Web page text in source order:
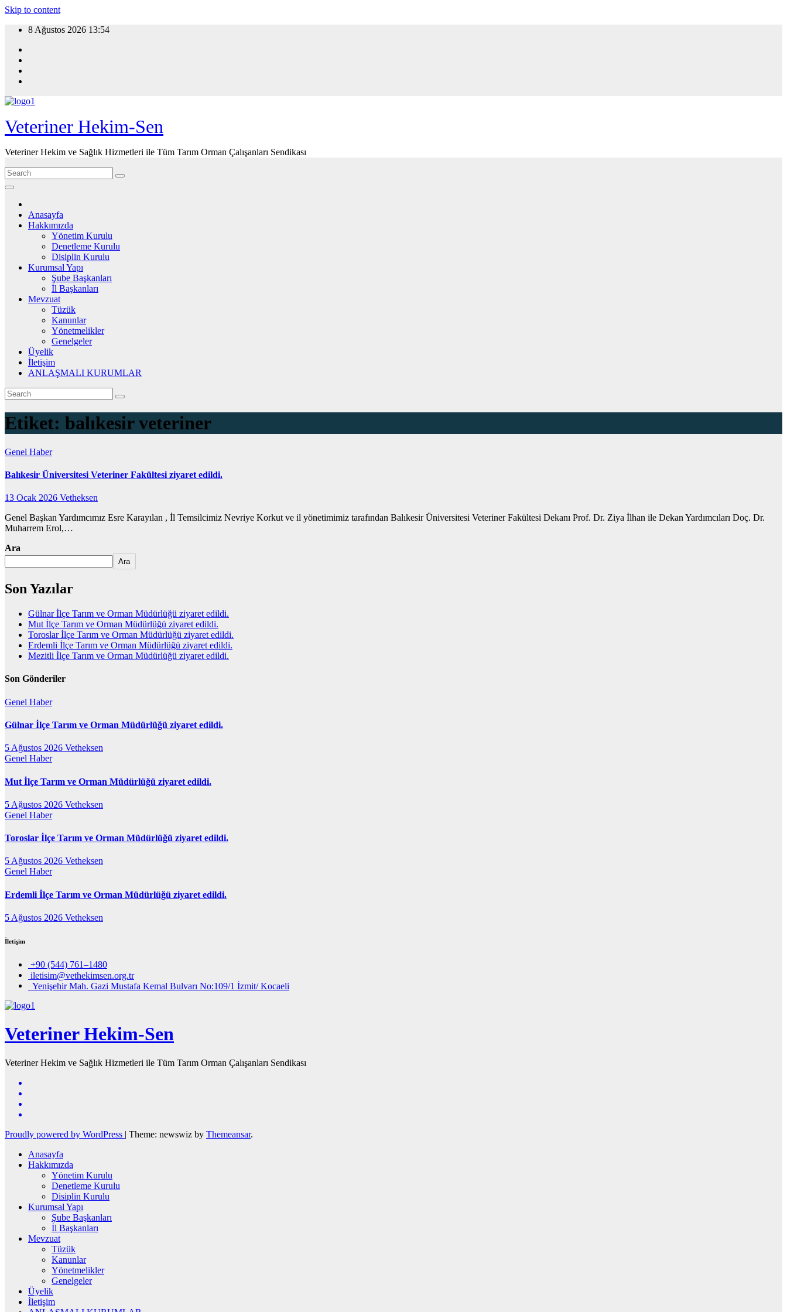
Skip to content
8 Ağustos 2026 13:54
Veteriner Hekim-Sen
Veteriner Hekim ve Sağlık Hizmetleri ile Tüm Tarım Orman Çalışanları Sendikası
Anasayfa
Hakkımızda
Yönetim Kurulu
Denetleme Kurulu
Disiplin Kurulu
Kurumsal Yapı
Şube Başkanları
İl Başkanları
Mevzuat
Tüzük
Kanunlar
Yönetmelikler
Genelgeler
Üyelik
İletişim
ANLAŞMALI KURUMLAR
Etiket: balıkesir veteriner
Genel Haber
Balıkesir Üniversitesi Veteriner Fakültesi ziyaret edildi.
13 Ocak 2026 Vetheksen
Genel Başkan Yardımcımız Esre Karayılan , İl Temsilcimiz Nevriye Korkut ve il yönetimimiz tarafından Balıkesir Üniversitesi Veteriner Fakültesi Dekanı Prof. Dr. Ziya İlhan ile Dekan Yardımcıları Doç. Dr.
Muharrem Erol,…
Ara
Ara
Son Yazılar
Gülnar İlçe Tarım ve Orman Müdürlüğü ziyaret edildi.
Mut İlçe Tarım ve Orman Müdürlüğü ziyaret edildi.
Toroslar İlçe Tarım ve Orman Müdürlüğü ziyaret edildi.
Erdemli İlçe Tarım ve Orman Müdürlüğü ziyaret edildi.
Mezitli İlçe Tarım ve Orman Müdürlüğü ziyaret edildi.
Son Gönderiler
Genel Haber
Gülnar İlçe Tarım ve Orman Müdürlüğü ziyaret edildi.
5 Ağustos 2026 Vetheksen
Genel Haber
Mut İlçe Tarım ve Orman Müdürlüğü ziyaret edildi.
5 Ağustos 2026 Vetheksen
Genel Haber
Toroslar İlçe Tarım ve Orman Müdürlüğü ziyaret edildi.
5 Ağustos 2026 Vetheksen
Genel Haber
Erdemli İlçe Tarım ve Orman Müdürlüğü ziyaret edildi.
5 Ağustos 2026 Vetheksen
İletişim
+90 (544) 761–1480
iletisim@vethekimsen.org.tr
Yenişehir Mah. Gazi Mustafa Kemal Bulvarı No:109/1 İzmit/ Kocaeli
Veteriner Hekim-Sen
Veteriner Hekim ve Sağlık Hizmetleri ile Tüm Tarım Orman Çalışanları Sendikası
Proudly powered by WordPress | Theme: newswiz by Themeansar.
Anasayfa
Hakkımızda
Yönetim Kurulu
Denetleme Kurulu
Disiplin Kurulu
Kurumsal Yapı
Şube Başkanları
İl Başkanları
Mevzuat
Tüzük
Kanunlar
Yönetmelikler
Genelgeler
Üyelik
İletişim